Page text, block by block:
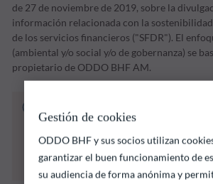
de 27 de noviembre de 2019, sobre la
información relacionada con la
de los servicios financieros ("SFDR"). El
(ambiental y/o social y/o de gobernanza) se
propietario de ODDO BHF AM.
un riesgo de pérdida de capital.
Las rentabilidades pasadas no
resultados futuros y no son
tiempo
Gestión de cookies
ODDO BHF y sus socios utilizan
garantizar el buen funcionamiento de
su audiencia de forma anónima y